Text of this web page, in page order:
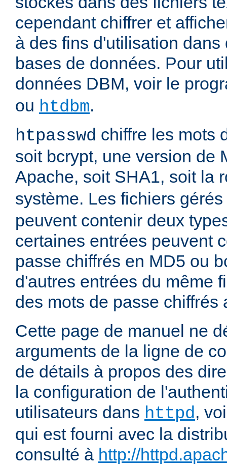
cependant chiffrer et
à des fins d'utilisation dans
bases de données. Pour
données DBM, voir le
ou htdbm.
htpasswd chiffre les mots
soit bcrypt, une version de
Apache, soit SHA1, soit la
système. Les fichiers
peuvent contenir deux
certaines entrées peuvent
passe chiffrés en MD5 ou
d'autres entrées du même
des mots de passe chiffrés
Cette page de manuel ne
arguments de la ligne de
de détails à propos des
la configuration de
utilisateurs dans httpd,
qui est fourni avec la
consulté à http://